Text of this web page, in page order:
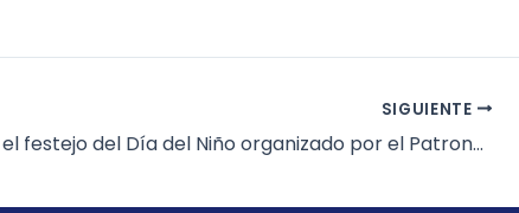
SIGUIENTE
Así se vivió el festejo del Día del Niño organizado por el Patronato de Seguridad Pública de Hermosillo A.C.